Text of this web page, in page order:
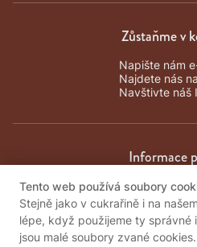
Zůstaňme v
Napište nám
Najdete nás
Navštivte náš
Informace
Obchodní
Zpracování
Tento web používá soubory
Stejně jako v cukrařině i na
lépe, když použijeme ty správné
jsou malé soubory zvané